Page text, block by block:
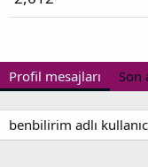
Profil mesajları Son
benbilirim adlı